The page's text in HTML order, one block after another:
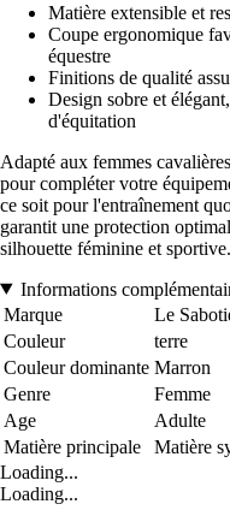
Matière extensible et
Coupe ergonomique
équestre
Finitions de qualité
Design sobre et
d'équitation
Adapté aux femmes
pour compléter votre
ce soit pour l'entraînement
garantit une protection
silhouette féminine et sportive.
Informations
Marque
Le
Couleur
terre
Couleur dominante Marron
Genre
Femme
Age
Adulte
Matière principale
Matière
Loading...
Loading...